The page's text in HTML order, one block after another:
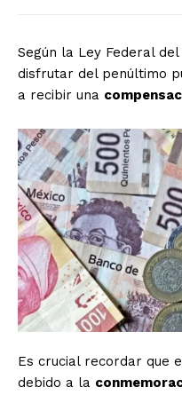
Según la Ley Federal
disfrutar del penúltimo
a recibir una
Es crucial recordar que
debido a la